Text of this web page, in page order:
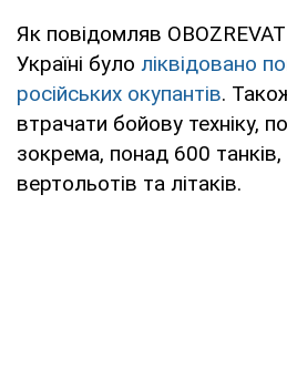
Як повідомляв
Україні було ліквідовано
російських окупантів.
втрачати бойову техніку,
зокрема, понад 600
вертольотів та літаків.